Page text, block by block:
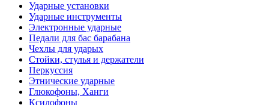
Ударные установки
Ударные инструменты
Электронные ударные
Педали для бас барабана
Чехлы для ударых
Стойки, стулья и держатели
Перкуссия
Этнические ударные
Глюкофоны, Ханги
Ксилофоны